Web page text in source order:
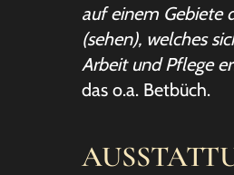
auf einem Gebiete
(sehen), welches
Arbeit und Pflege
das o.a. Betbüch.